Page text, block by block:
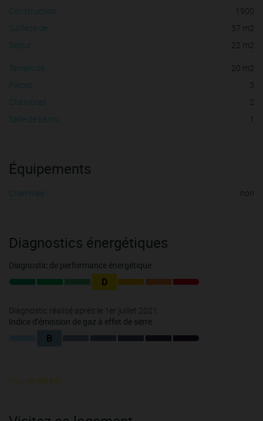
Construction :
1900
Surface de :
57 m2
Séjour :
22 m2
Terrain de :
20 m2
Pièces :
3
Chambres :
2
Salle de bains :
1
Équipements
Cheminée : non
Diagnostics énergétiques
Diagnostic de performance énergétique
D
Diagnostic réalisé après le 1er juillet 2021
Indice d'émission de gaz à effet de serre
B
Plus de détails